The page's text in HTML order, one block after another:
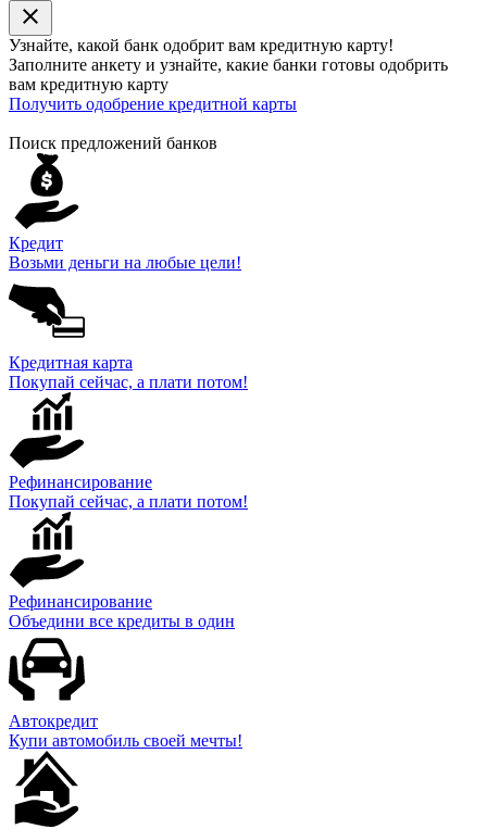
close
Узнайте, какой банк одобрит вам кредитную карту!
Заполните анкету и узнайте, какие банки готовы одобрить
вам кредитную карту
Получить одобрение кредитной карты
Поиск предложений банков
Кредит
Возьми деньги на любые цели!
Кредитная карта
Покупай сейчас, а плати потом!
Рефинансирование
Покупай сейчас, а плати потом!
Рефинансирование
Объедини все кредиты в один
Автокредит
Купи автомобиль своей мечты!